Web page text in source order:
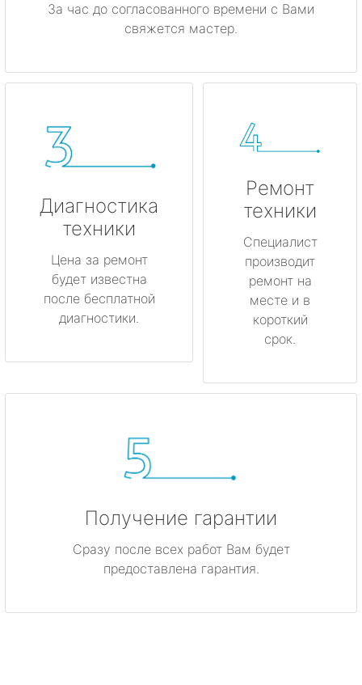
За час до согласованного времени с Вами
свяжется мастер.
Диагностика
техники
Цена за ремонт
будет известна
после бесплатной
диагностики.
Ремонт
техники
Специалист
производит
ремонт на
месте и в
короткий
срок.
Получение гарантии
Сразу после всех работ Вам будет
предоставлена гарантия.